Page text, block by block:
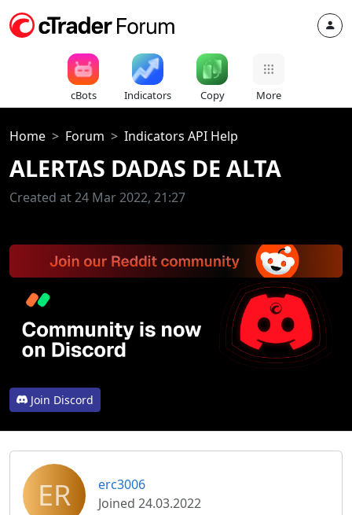
cBots Indicators Copy More
Home Forum Indicators API Help
ALERTAS DADAS DE ALTA
Created at 24 Mar 2022, 21:27
Join Discord
ER
erc3006
Joined 24.03.2022